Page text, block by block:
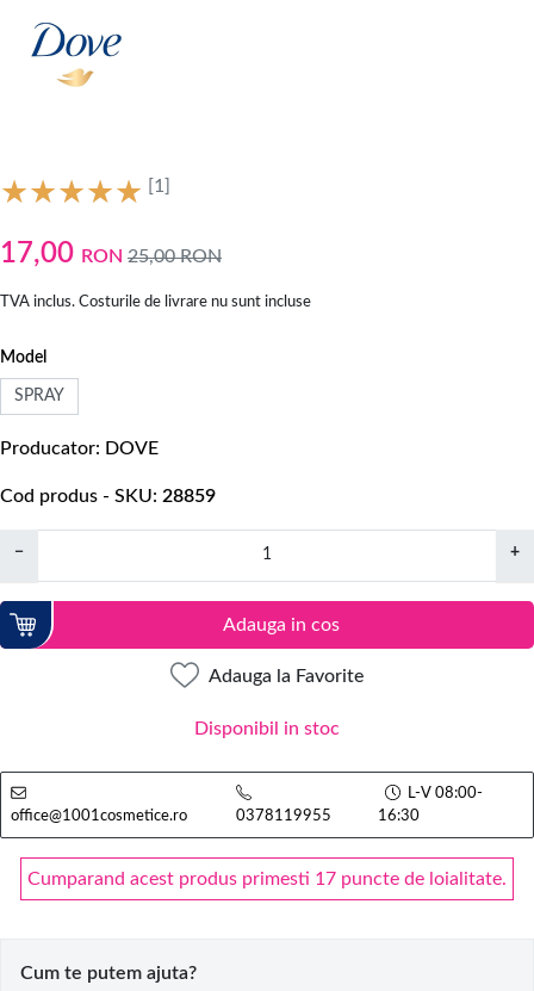
[1]
17,00 RON 25,00RON
TVA inclus. Costurile de livrare nu sunt incluse
Model
SPRAY
Producator DOVE
Cod produs - SKU 28859
− +
Adauga in cos
Adauga la Favorite
Disponibil in stoc
office@1001cosmetice.ro 0378119955
L-V 08:00-
16:30
Cumparand acest produs primesti 17 puncte de loialitate.
Cum te putem ajuta?